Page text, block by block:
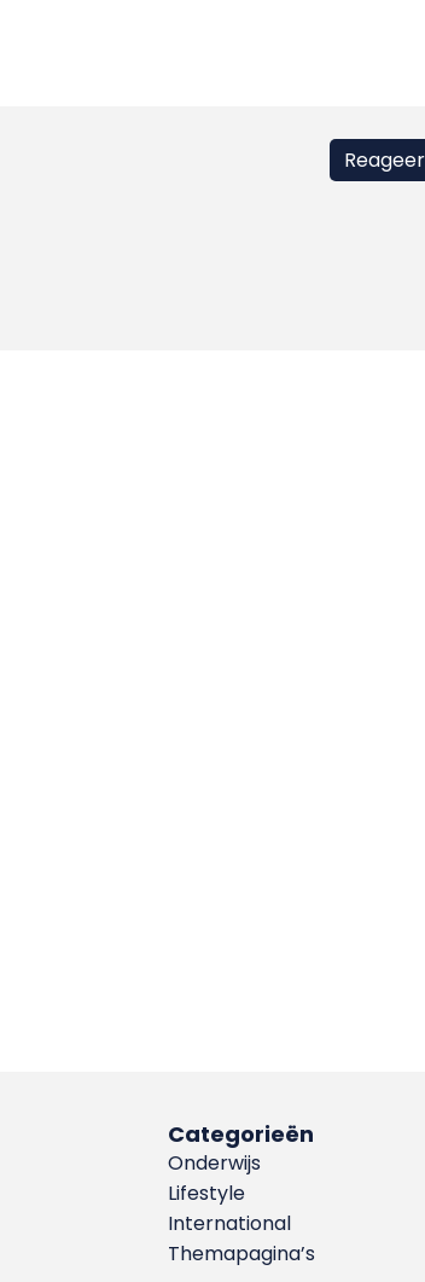
Categorieën
Onderwijs
Lifestyle
International
Themapagina’s